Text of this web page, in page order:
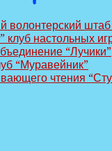
волонтерский
клуб настольных
“Лучики”
“Муравейник”
чтения